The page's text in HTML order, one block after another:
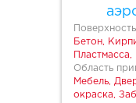
Бетон,
Область
Мебель,
окраска,